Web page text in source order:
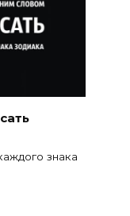
знака